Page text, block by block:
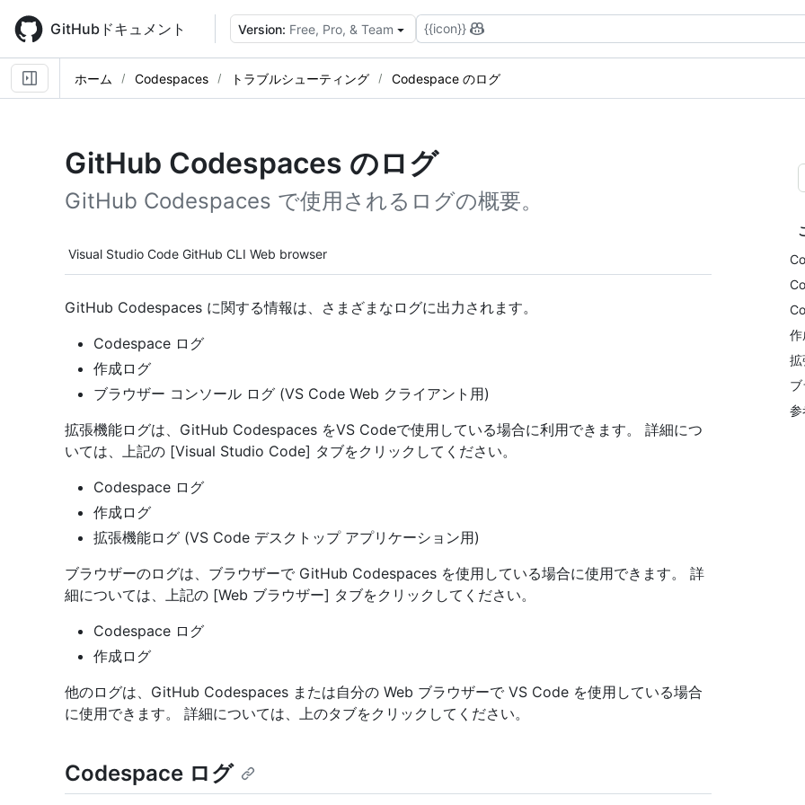
main
content
GitHubドキュメント Version: Free, Pro, & Team {{icon}}
ホーム Codespaces トラブルシューティング Codespace のログ
GitHub Codespaces のログ
GitHub Codespaces で使用されるログの概要。
Tool navigation
Visual Studio Code GitHub CLI Web browser
作
拡
参
GitHub Codespaces に関する情報は、さまざまなログに出力されます。
Codespace ログ
作成ログ
ブラウザー コンソール ログ (VS Code Web クライアント用)
拡張機能ログは、GitHub Codespaces をVS Codeで使用している場合に利用できます。 詳細につ
いては、上記の [Visual Studio Code] タブをクリックしてください。
Codespace ログ
作成ログ
拡張機能ログ (VS Code デスクトップ アプリケーション用)
ブラウザーのログは、ブラウザーで GitHub Codespaces を使用している場合に使用できます。 詳
細については、上記の [Web ブラウザー] タブをクリックしてください。
Codespace ログ
作成ログ
他のログは、GitHub Codespaces または自分の Web ブラウザーで VS Code を使用している場合
に使用できます。 詳細については、上のタブをクリックしてください。
Codespace ログ